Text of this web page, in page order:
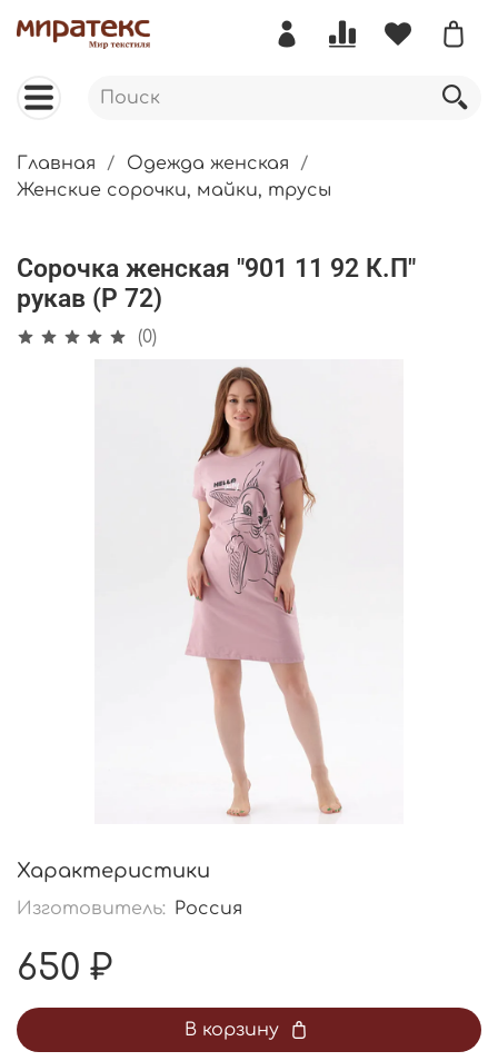
Главная
Одежда женская
Женские сорочки, майки, трусы
Сорочка женская "901 11 92 К.П"
рукав (Р 72)
(0)
Характеристики
Изготовитель: Россия
650 ₽
В корзину